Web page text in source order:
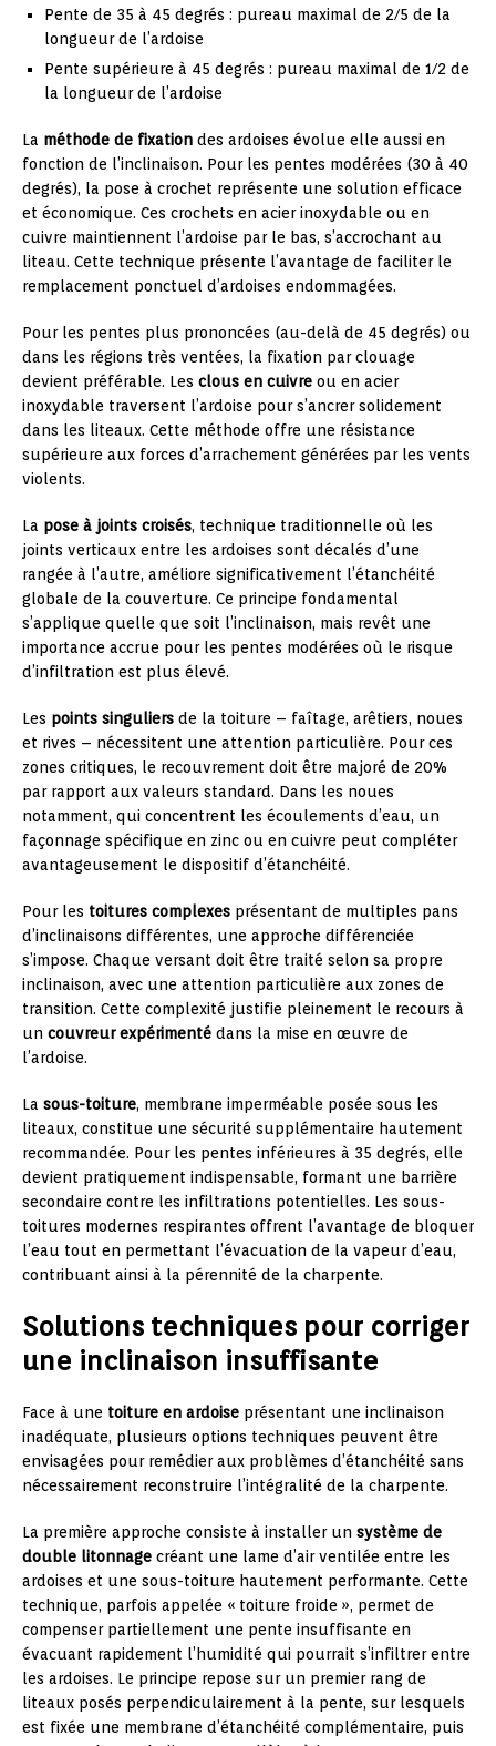
Pente de 35 à 45 degrés : pureau maximal de 2/5 de la
longueur de l’ardoise
Pente supérieure à 45 degrés : pureau maximal de 1/2 de
la longueur de l’ardoise
La méthode de fixation des ardoises évolue elle aussi en
fonction de l’inclinaison. Pour les pentes modérées (30 à 40
degrés), la pose à crochet représente une solution efficace
et économique. Ces crochets en acier inoxydable ou en
cuivre maintiennent l’ardoise par le bas, s’accrochant au
liteau. Cette technique présente l’avantage de faciliter le
remplacement ponctuel d’ardoises endommagées.
Pour les pentes plus prononcées (au-delà de 45 degrés) ou
dans les régions très ventées, la fixation par clouage
devient préférable. Les clous en cuivre ou en acier
inoxydable traversent l’ardoise pour s’ancrer solidement
dans les liteaux. Cette méthode offre une résistance
supérieure aux forces d’arrachement générées par les vents
violents.
La pose à joints croisés, technique traditionnelle où les
joints verticaux entre les ardoises sont décalés d’une
rangée à l’autre, améliore significativement l’étanchéité
globale de la couverture. Ce principe fondamental
s’applique quelle que soit l’inclinaison, mais revêt une
importance accrue pour les pentes modérées où le risque
d’infiltration est plus élevé.
Les points singuliers de la toiture – faîtage, arêtiers, noues
et rives – nécessitent une attention particulière. Pour ces
zones critiques, le recouvrement doit être majoré de 20%
par rapport aux valeurs standard. Dans les noues
notamment, qui concentrent les écoulements d’eau, un
façonnage spécifique en zinc ou en cuivre peut compléter
avantageusement le dispositif d’étanchéité.
Pour les toitures complexes présentant de multiples pans
d’inclinaisons différentes, une approche différenciée
s’impose. Chaque versant doit être traité selon sa propre
inclinaison, avec une attention particulière aux zones de
transition. Cette complexité justifie pleinement le recours à
un couvreur expérimenté dans la mise en œuvre de
l’ardoise.
La sous-toiture, membrane imperméable posée sous les
liteaux, constitue une sécurité supplémentaire hautement
recommandée. Pour les pentes inférieures à 35 degrés, elle
devient pratiquement indispensable, formant une barrière
secondaire contre les infiltrations potentielles. Les sous-
toitures modernes respirantes offrent l’avantage de bloquer
l’eau tout en permettant l’évacuation de la vapeur d’eau,
contribuant ainsi à la pérennité de la charpente.
Solutions techniques pour corriger
une inclinaison insuffisante
Face à une toiture en ardoise présentant une inclinaison
inadéquate, plusieurs options techniques peuvent être
envisagées pour remédier aux problèmes d’étanchéité sans
nécessairement reconstruire l’intégralité de la charpente.
La première approche consiste à installer un système de
double litonnage créant une lame d’air ventilée entre les
ardoises et une sous-toiture hautement performante. Cette
technique, parfois appelée « toiture froide », permet de
compenser partiellement une pente insuffisante en
évacuant rapidement l’humidité qui pourrait s’infiltrer entre
les ardoises. Le principe repose sur un premier rang de
liteaux posés perpendiculairement à la pente, sur lesquels
est fixée une membrane d’étanchéité complémentaire, puis